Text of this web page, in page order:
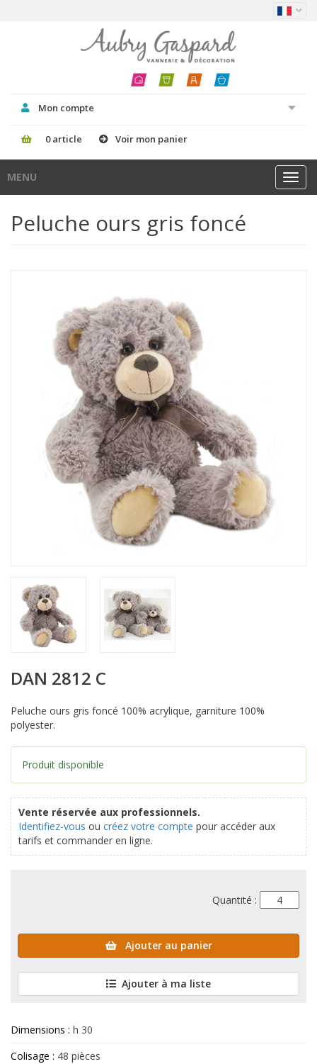
Mon compte
0 article Voir mon panier
MENU
Peluche ours gris foncé
DAN 2812 C
Peluche ours gris foncé 100% acrylique, garniture 100%
polyester.
Produit disponible
Vente réservée aux professionnels.
Identifiez-vous ou créez votre compte pour accéder aux
tarifs et commander en ligne.
Quantité :
Ajouter au panier
Ajouter à ma liste
Dimensions : h 30
Colisage : 48 pièces